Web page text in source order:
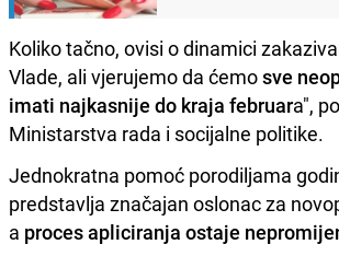
Koliko tačno, ovisi o dinamici
Vlade, ali vjerujemo da ćemosve
imati najkasnije do kraja februara",
Ministarstva rada i socijalne politike.
Jednokratna pomoć porodiljama
predstavlja značajan oslonac za
a proces apliciranja ostaje